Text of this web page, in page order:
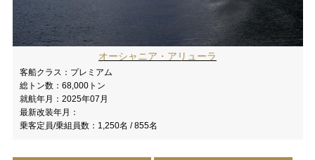
オーシャニア・アリューラ
客船クラス： プレミアム
総トン数： 68,000トン
就航年月： 2025年07月
最新改装年月：
乗客定員/乗組員数： 1,250名 / 855名